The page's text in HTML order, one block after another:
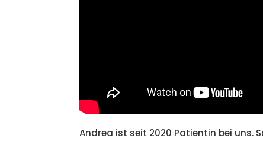
Andrea ist seit 2020 Patientin bei uns.